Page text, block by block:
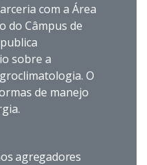
com a Área
do Câmpus de
sobre a
O
de manejo
agregadores